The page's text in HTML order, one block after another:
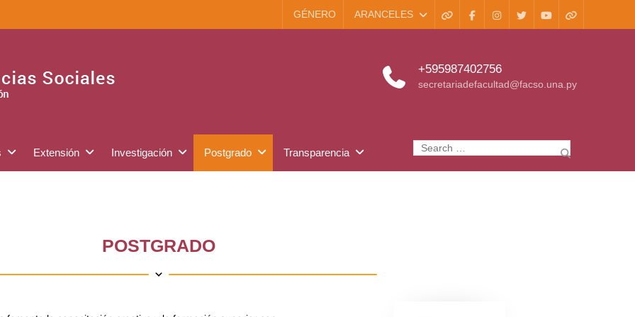
WhatsAppFacebookInstagram
X YoutubeTikTok
GÉNERO ARANCELES
+595987402756
secretariadefacultad@facso.una.py
Extensión Investigación Postgrado Transparencia
Search
for:
POSTGRADO